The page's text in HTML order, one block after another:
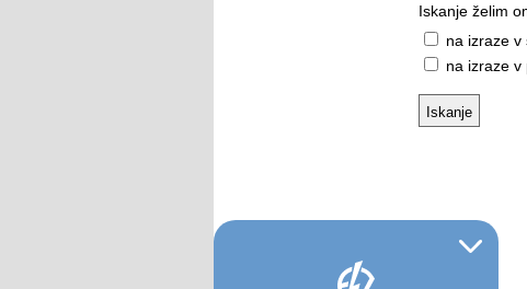
Iskanje želim
na izraze v
na izraze v